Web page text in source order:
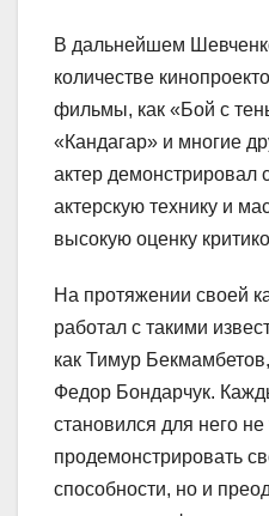
В дальнейшем
количестве
фильмы, как «Бой с
«Кандагар» и многие
актер демонстрировал
актерскую технику и
высокую оценку
На протяжении своей
работал с такими
как Тимур
Федор Бондарчук.
становился для него
продемонстрировать
способности, но и